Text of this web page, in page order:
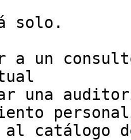
solo.
a un
una
al catálogo